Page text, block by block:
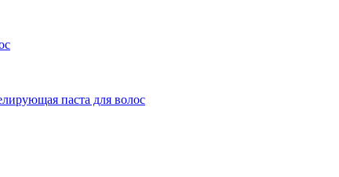
паста для волос